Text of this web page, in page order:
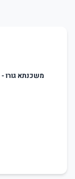
משכנתא גורו